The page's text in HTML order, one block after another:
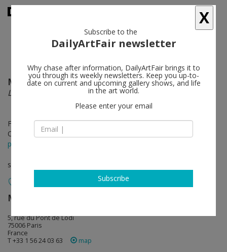
Marie Bovo follow
Les forêts d’Hypnos
Feb 06 - Mar 20, 2025
Opening on Feb 06, 2025 - 6 - 8 pm
press release
solo show
Mennour
5, rue du Pont de Lodi
75006 Paris
France
T +33 1 56 24 03 63
map
X
Subscribe to the
DailyArtFair newsletter
Why chase after information, DailyArtFair brings it to
you through its weekly newsletters. Keep you up-to-
date on current and upcoming gallery shows, and life
in the art world.
Please enter your email
Subscribe